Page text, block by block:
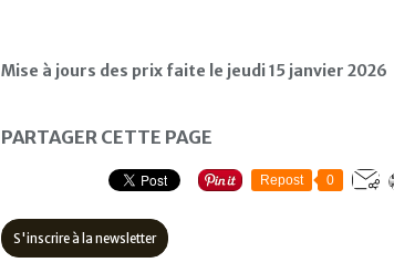
Mise à jours des prix faite le jeudi 15 janvier 2026
PARTAGER CETTE PAGE
Repost 0
S'inscrire à la newsletter